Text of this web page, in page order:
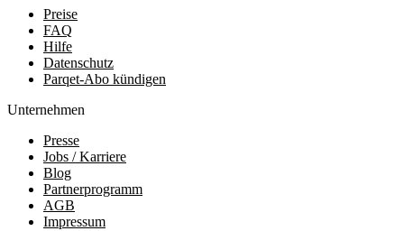
Preise
FAQ
Hilfe
Datenschutz
Parqet-Abo kündigen
Unternehmen
Presse
Jobs / Karriere
Blog
Partnerprogramm
AGB
Impressum